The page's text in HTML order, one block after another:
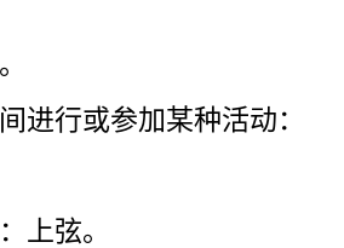
进行或参加某种活动：
上弦。